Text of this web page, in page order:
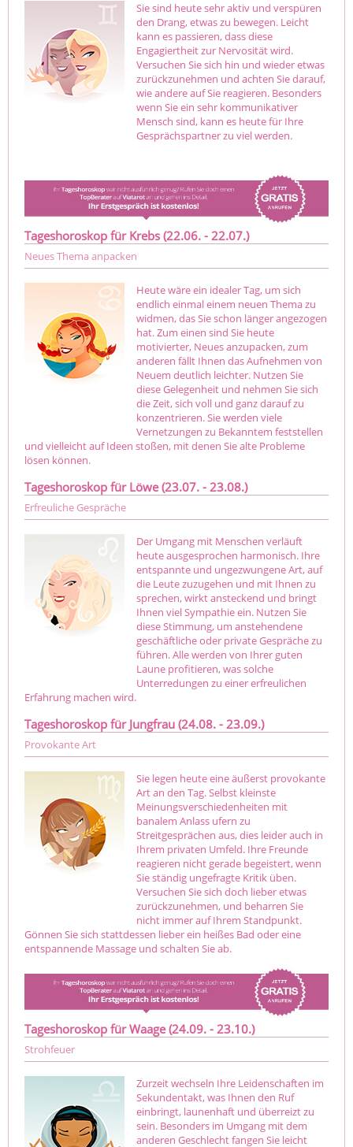
Sie sind heute sehr aktiv und verspüren
den Drang, etwas zu bewegen. Leicht
kann es passieren, dass diese
Engagiertheit zur Nervosität wird.
Versuchen Sie sich hin und wieder etwas
zurückzunehmen und achten Sie darauf,
wie andere auf Sie reagieren. Besonders
wenn Sie ein sehr kommunikativer
Mensch sind, kann es heute für Ihre
Gesprächspartner zu viel werden.
Tageshoroskop für Krebs (22.06. - 22.07.)
Neues Thema anpacken
Heute wäre ein idealer Tag, um sich
endlich einmal einem neuen Thema zu
widmen, das Sie schon länger angezogen
hat. Zum einen sind Sie heute
motivierter, Neues anzupacken, zum
anderen fällt Ihnen das Aufnehmen von
Neuem deutlich leichter. Nutzen Sie
diese Gelegenheit und nehmen Sie sich
die Zeit, sich voll und ganz darauf zu
konzentrieren. Sie werden viele
Vernetzungen zu Bekanntem feststellen
und vielleicht auf Ideen stoßen, mit denen Sie alte Probleme
lösen können.
Tageshoroskop für Löwe (23.07. - 23.08.)
Erfreuliche Gespräche
Der Umgang mit Menschen verläuft
heute ausgesprochen harmonisch. Ihre
entspannte und ungezwungene Art, auf
die Leute zuzugehen und mit Ihnen zu
sprechen, wirkt ansteckend und bringt
Ihnen viel Sympathie ein. Nutzen Sie
diese Stimmung, um anstehendene
geschäftliche oder private Gespräche zu
führen. Alle werden von Ihrer guten
Laune profitieren, was solche
Unterredungen zu einer erfreulichen
Erfahrung machen wird.
Tageshoroskop für Jungfrau (24.08. - 23.09.)
Provokante Art
Sie legen heute eine äußerst provokante
Art an den Tag. Selbst kleinste
Meinungsverschiedenheiten mit
banalem Anlass ufern zu
Streitgesprächen aus, dies leider auch in
Ihrem privaten Umfeld. Ihre Freunde
reagieren nicht gerade begeistert, wenn
Sie ständig ungefragte Kritik üben.
Versuchen Sie sich doch lieber etwas
zurückzunehmen, und beharren Sie
nicht immer auf Ihrem Standpunkt.
Gönnen Sie sich stattdessen lieber ein heißes Bad oder eine
entspannende Massage und schalten Sie ab.
Tageshoroskop für Waage (24.09. - 23.10.)
Strohfeuer
Zurzeit wechseln Ihre Leidenschaften im
Sekundentakt, was Ihnen den Ruf
einbringt, launenhaft und überreizt zu
sein. Besonders im Umgang mit dem
anderen Geschlecht fangen Sie leicht